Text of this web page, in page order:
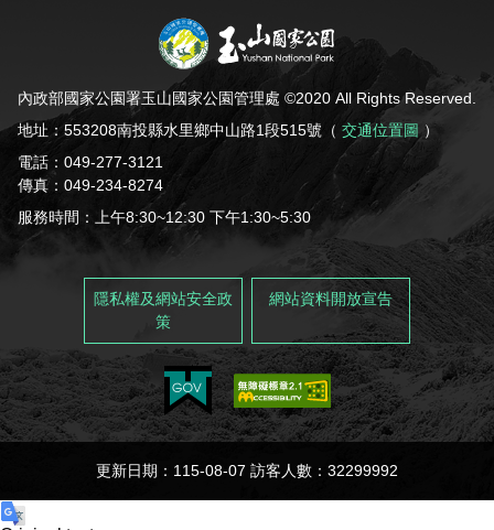
內政部國家公園署玉山國家公園管理處 ©2020 All Rights Reserved.
地址：553208南投縣水里鄉中山路1段515號（ 交通位置圖 ）
電話：049-277-3121
傳真：049-234-8274
服務時間：上午8:30~12:30 下午1:30~5:30
隱私權及網站安全政
策
網站資料開放宣告
更新日期：115-08-07 訪客人數：32299992